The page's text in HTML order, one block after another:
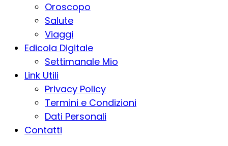
Oroscopo
Salute
Viaggi
Edicola Digitale
Settimanale Mio
Link Utili
Privacy Policy
Termini e Condizioni
Dati Personali
Contatti